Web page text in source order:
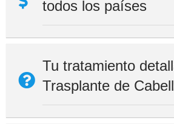
todos los países
Tu tratamiento
Trasplante de